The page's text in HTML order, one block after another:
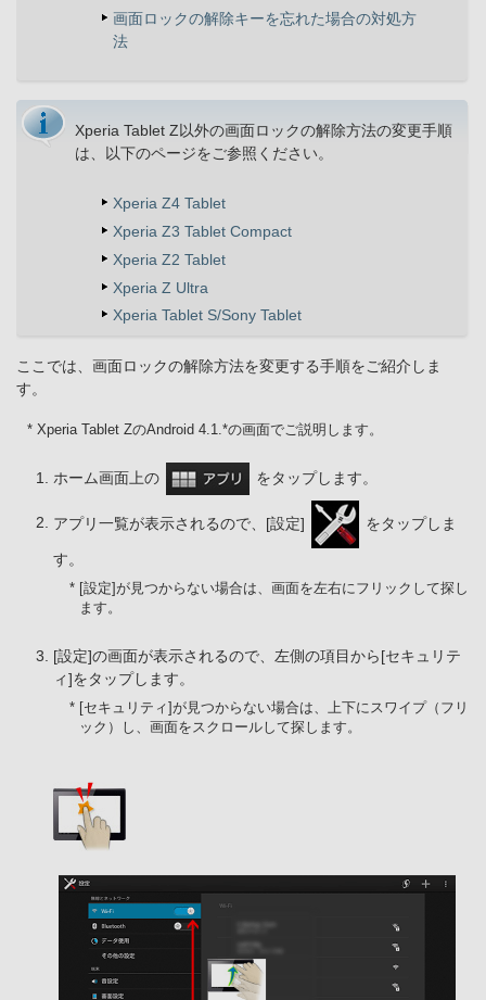
画面ロックの解除キーを忘れた場合の対処方
法
Xperia Tablet Z以外の画面ロックの解除方法の変更手順
は、以下のページをご参照ください。
Xperia Z4 Tablet
Xperia Z3 Tablet Compact
Xperia Z2 Tablet
Xperia Z Ultra
Xperia Tablet S/Sony Tablet
ここでは、画面ロックの解除方法を変更する手順をご紹介しま
す。
* Xperia Tablet ZのAndroid 4.1.*の画面でご説明します。
ホーム画面上の をタップします。
アプリ一覧が表示されるので、[設定] をタップしま
す。
* [設定]が見つからない場合は、画面を左右にフリックして探し
ます。
[設定]の画面が表示されるので、左側の項目から[セキュリテ
ィ]をタップします。
* [セキュリティ]が見つからない場合は、上下にスワイプ（フリ
ック）し、画面をスクロールして探します。